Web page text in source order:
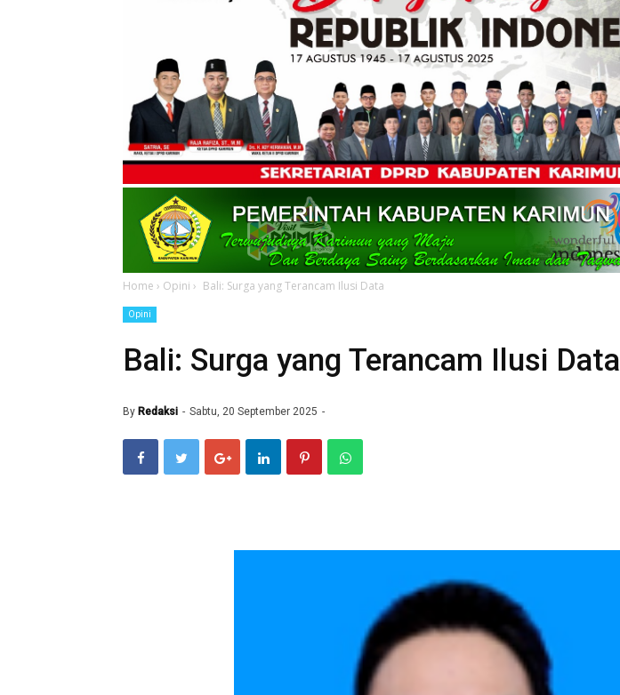
Home › Opini › Bali: Surga yang Terancam Ilusi Data
Opini
Bali: Surga yang Terancam Ilusi Data
By Redaksi Sabtu, 20 September 2025